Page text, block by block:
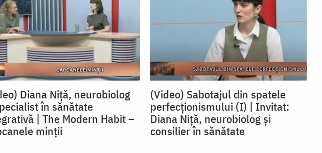
Diana Niță, neurobiolog
în sănătate
| The Modern Habit –
minții
(Video) Sabotajul din spatele
perfecționismului (I) | Invitat:
Diana Niță, neurobiolog și
consilier în sănătate